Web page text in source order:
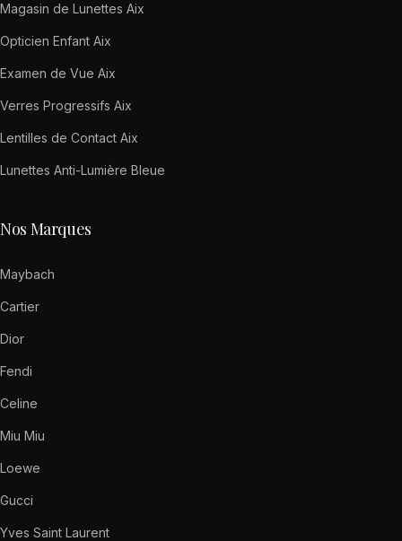
Magasin de Lunettes Aix
Opticien Enfant Aix
Examen de Vue Aix
Verres Progressifs Aix
Lentilles de Contact Aix
Lunettes Anti-Lumière Bleue
Nos Marques
Maybach
Cartier
Dior
Fendi
Celine
Miu Miu
Loewe
Gucci
Yves Saint Laurent